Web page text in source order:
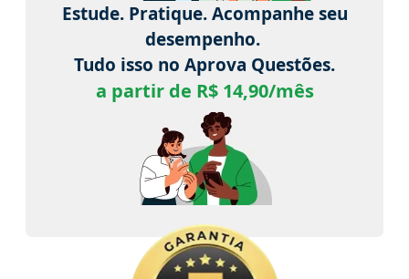
Estude. Pratique. Acompanhe seu
desempenho.
Tudo isso no Aprova Questões.
a partir de R$ 14,90/mês